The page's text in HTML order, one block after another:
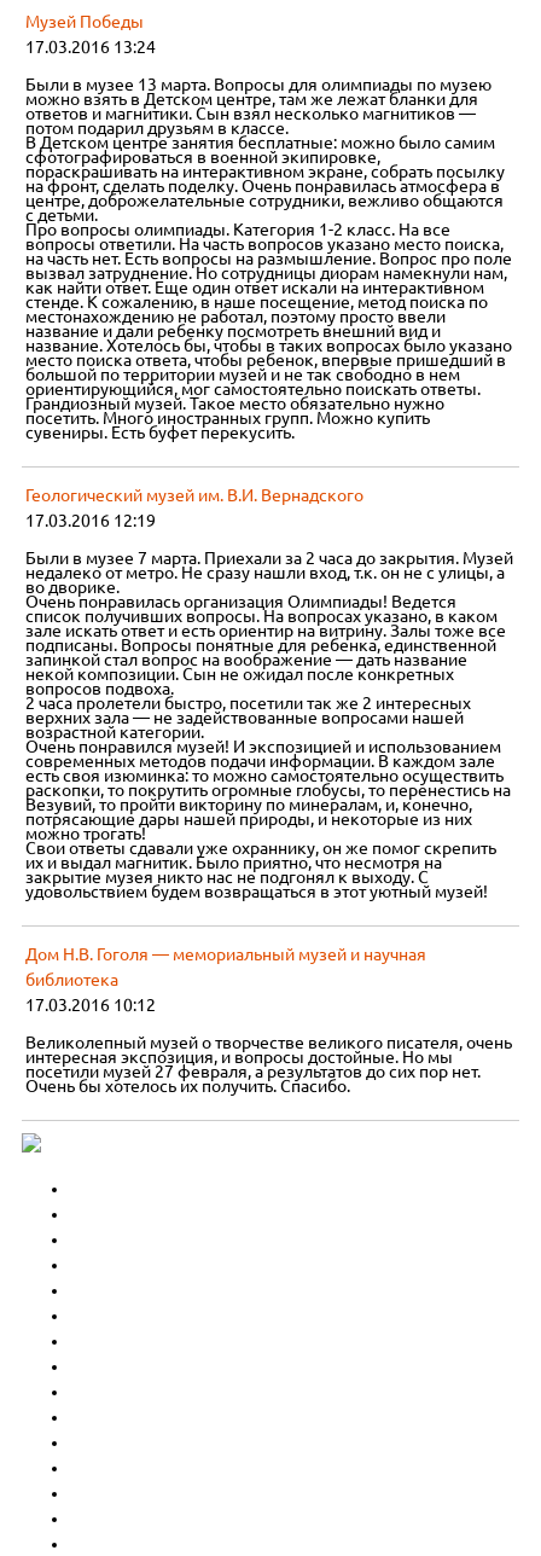
Музей Победы
17.03.2016 13:24
Были в музее 13 марта. Вопросы для олимпиады по музею
можно взять в Детском центре, там же лежат бланки для
ответов и магнитики. Сын взял несколько магнитиков —
потом подарил друзьям в классе.
В Детском центре занятия бесплатные: можно было самим
сфотографироваться в военной экипировке,
пораскрашивать на интерактивном экране, собрать посылку
на фронт, сделать поделку. Очень понравилась атмосфера в
центре, доброжелательные сотрудники, вежливо общаются
с детьми.
Про вопросы олимпиады. Категория 1-2 класс. На все
вопросы ответили. На часть вопросов указано место поиска,
на часть нет. Есть вопросы на размышление. Вопрос про поле
вызвал затруднение. Но сотрудницы диорам намекнули нам,
как найти ответ. Еще один ответ искали на интерактивном
стенде. К сожалению, в наше посещение, метод поиска по
местонахождению не работал, поэтому просто ввели
название и дали ребенку посмотреть внешний вид и
название. Хотелось бы, чтобы в таких вопросах было указано
место поиска ответа, чтобы ребенок, впервые пришедший в
большой по территории музей и не так свободно в нем
ориентирующийся, мог самостоятельно поискать ответы.
Грандиозный музей. Такое место обязательно нужно
посетить. Много иностранных групп. Можно купить
сувениры. Есть буфет перекусить.
Геологический музей им. В.И. Вернадского
17.03.2016 12:19
Были в музее 7 марта. Приехали за 2 часа до закрытия. Музей
недалеко от метро. Не сразу нашли вход, т.к. он не с улицы, а
во дворике.
Очень понравилась организация Олимпиады! Ведется
список получивших вопросы. На вопросах указано, в каком
зале искать ответ и есть ориентир на витрину. Залы тоже все
подписаны. Вопросы понятные для ребенка, единственной
запинкой стал вопрос на воображение — дать название
некой композиции. Сын не ожидал после конкретных
вопросов подвоха.
2 часа пролетели быстро, посетили так же 2 интересных
верхних зала — не задействованные вопросами нашей
возрастной категории.
Очень понравился музей! И экспозицией и использованием
современных методов подачи информации. В каждом зале
есть своя изюминка: то можно самостоятельно осуществить
раскопки, то покрутить огромные глобусы, то перенестись на
Везувий, то пройти викторину по минералам, и, конечно,
потрясающие дары нашей природы, и некоторые из них
можно трогать!
Свои ответы сдавали уже охраннику, он же помог скрепить
их и выдал магнитик. Было приятно, что несмотря на
закрытие музея никто нас не подгонял к выходу. С
удовольствием будем возвращаться в этот уютный музей!
Дом Н.В. Гоголя — мемориальный музей и научная
библиотека
17.03.2016 10:12
Великолепный музей о творчестве великого писателя, очень
интересная экспозиция, и вопросы достойные. Но мы
посетили музей 27 февраля, а результатов до сих пор нет.
Очень бы хотелось их получить. Спасибо.